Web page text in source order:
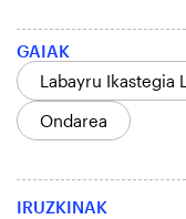
GAIAK
Labayru Ikastegia
Ondarea
IRUZKINAK